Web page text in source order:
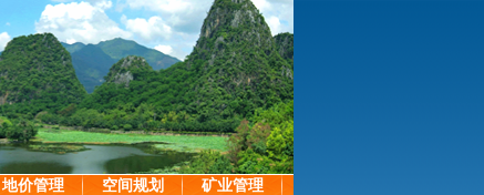
地价管理 空间规划
矿业管理